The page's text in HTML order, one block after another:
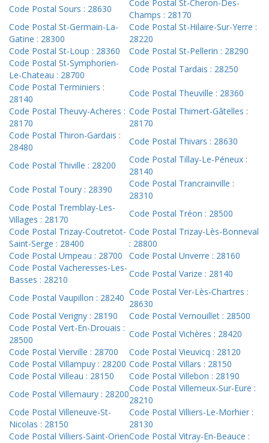
Code Postal Sours : 28630
Code Postal St-Cheron-Des-
Champs : 28170
Code Postal St-Germain-La-
Gatine : 28300
Code Postal St-Hilaire-Sur-Yerre :
28220
Code Postal St-Loup : 28360
Code Postal St-Pellerin : 28290
Code Postal St-Symphorien-
Le-Chateau : 28700
Code Postal Tardais : 28250
Code Postal Terminiers :
28140
Code Postal Theuville : 28360
Code Postal Theuvy-Acheres :
28170
Code Postal Thimert-Gâtelles :
28170
Code Postal Thiron-Gardais :
28480
Code Postal Thivars : 28630
Code Postal Thiville : 28200
Code Postal Tillay-Le-Péneux :
28140
Code Postal Toury : 28390
Code Postal Trancrainville :
28310
Code Postal Tremblay-Les-
Villages : 28170
Code Postal Tréon : 28500
Code Postal Trizay-Coutretot-
Saint-Serge : 28400
Code Postal Trizay-Lès-Bonneval
: 28800
Code Postal Umpeau : 28700
Code Postal Unverre : 28160
Code Postal Vacheresses-Les-
Basses : 28210
Code Postal Varize : 28140
Code Postal Vaupillon : 28240
Code Postal Ver-Lès-Chartres :
28630
Code Postal Verigny : 28190
Code Postal Vernouillet : 28500
Code Postal Vert-En-Drouais :
28500
Code Postal Vichères : 28420
Code Postal Vierville : 28700
Code Postal Vieuvicq : 28120
Code Postal Villampuy : 28200 Code Postal Villars : 28150
Code Postal Villeau : 28150
Code Postal Villebon : 28190
Code Postal Villemaury : 28200
Code Postal Villemeux-Sur-Eure :
28210
Code Postal Villeneuve-St-
Nicolas : 28150
Code Postal Villiers-Le-Morhier :
28130
Code Postal Villiers-Saint-OrienCode Postal Vitray-En-Beauce :